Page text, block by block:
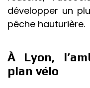
développer un
pêche hauturière.
À Lyon,
plan vélo